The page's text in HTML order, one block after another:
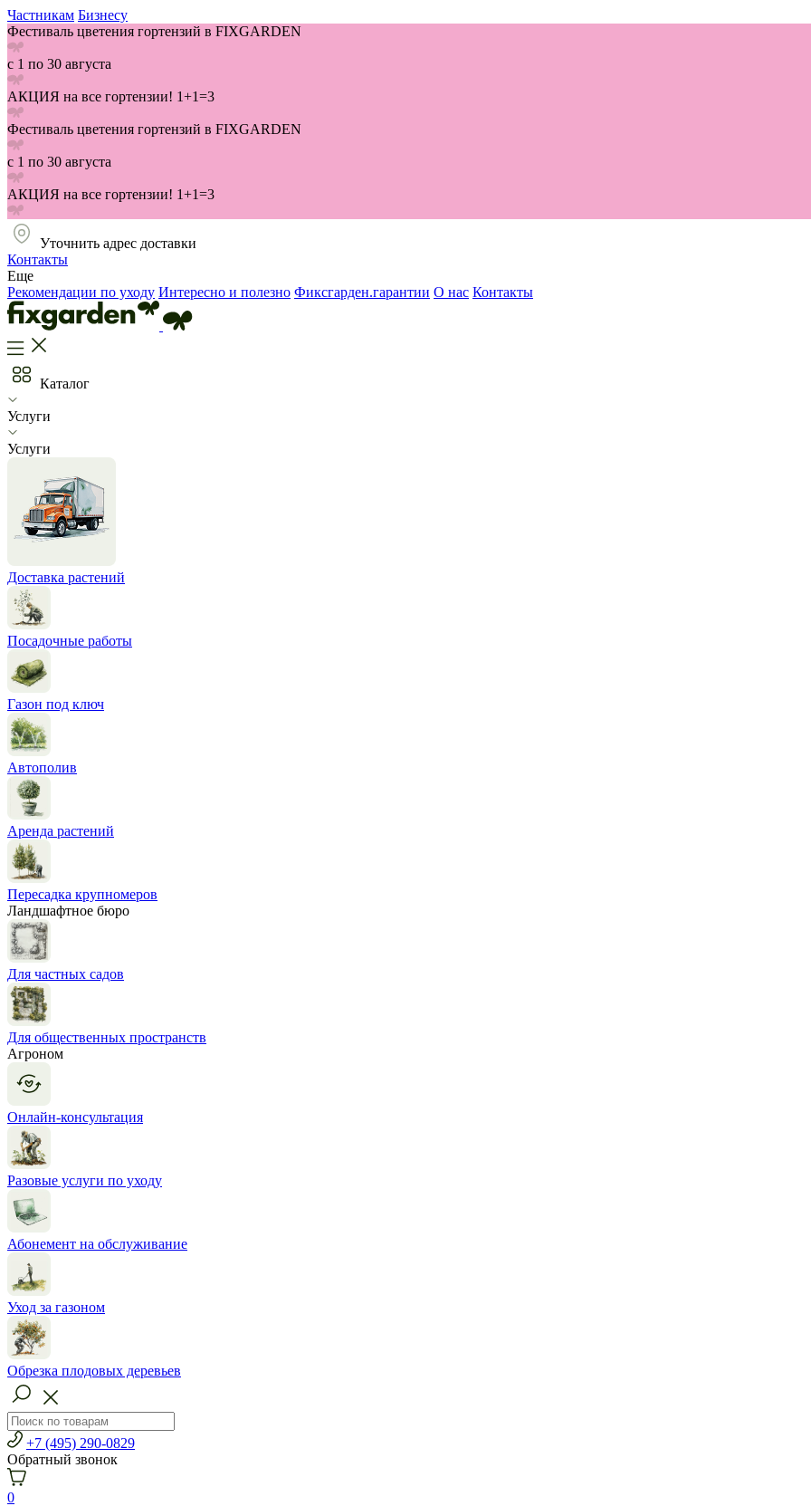
Частникам Бизнесу
Фестиваль цветения гортензий в FIXGARDEN
с 1 по 30 августа
АКЦИЯ на все гортензии! 1+1=3
Фестиваль цветения гортензий в FIXGARDEN
с 1 по 30 августа
АКЦИЯ на все гортензии! 1+1=3
Уточнить адрес доставки
Контакты
Еще
Рекомендации по уходу Интересно и полезно Фиксгарден.гарантии О нас Контакты
Каталог
Услуги
Услуги
Доставка растений
Посадочные работы
Газон под ключ
Автополив
Аренда растений
Пересадка крупномеров
Ландшафтное бюро
Для частных садов
Для общественных пространств
Агроном
Онлайн-консультация
Разовые услуги по уходу
Абонемент на обслуживание
Уход за газоном
Обрезка плодовых деревьев
+7 (495) 290-0829
Обратный звонок
0